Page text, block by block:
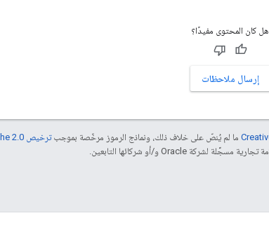
هل كان المحتوى مفيدًا؟
إرسال ملاحظات
ما لم يُنصّ على خلاف ذلك، ونماذج الرموز مرخّصة بموجبترخيص Apache 2.0‏